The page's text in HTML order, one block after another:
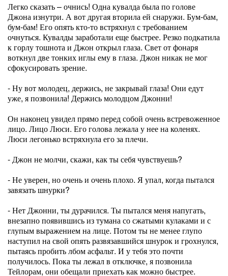
Легко сказать – очнись! Одна кувалда была по голове
Джона изнутри. А вот другая вторила ей снаружи. Бум-бам,
бум-бам! Его опять кто-то встряхнул с требованием
очнуться. Кувалды заработали еще быстрее. Резко подкатила
к горлу тошнота и Джон открыл глаза. Свет от фонаря
воткнул две тонких иглы ему в глаза. Джон никак не мог
сфокусировать зрение.
- Ну вот молодец, держись, не закрывай глаза! Они едут
уже, я позвонила! Держись молодцом Джонни!
Он наконец увидел прямо перед собой очень встревоженное
лицо. Лицо Люси. Его голова лежала у нее на коленях.
Люси легонько встряхнула его за плечи.
- Джон не молчи, скажи, как ты себя чувствуешь?
- Не уверен, но очень и очень плохо. Я упал, когда пытался
завязать шнурки?
- Нет Джонни, ты дурачился. Ты пытался меня напугать,
внезапно появившись из тумана со сжатыми кулаками и с
глупым выражением на лице. Потом ты не менее глупо
наступил на свой опять развязавшийся шнурок и грохнулся,
пытаясь пробить лбом асфальт. И у тебя это почти
получилось. Пока ты лежал в отключке, я позвонила
Тейлорам, они обещали приехать как можно быстрее.